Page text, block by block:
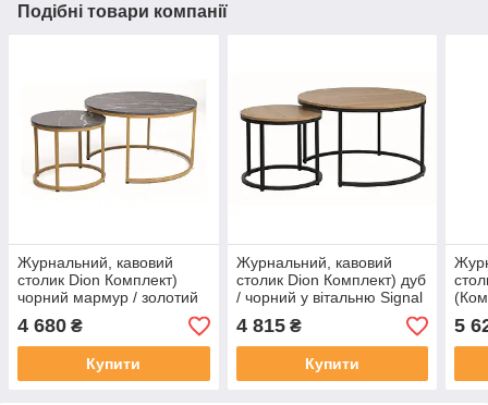
Подібні товари компанії
Журнальний, кавовий
столик Dion Комплект)
чорний мармур / золотий
у вітальню Signal
4 680 ₴
Купити
Журнальний, кавовий
столик Dion Комплект) дуб
/ чорний у вітальню Signal
4 815₴
Купити
5